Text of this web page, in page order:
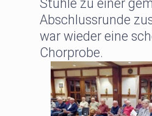
Stühle zu einer
Abschlussrunde
war wieder eine
Chorprobe.